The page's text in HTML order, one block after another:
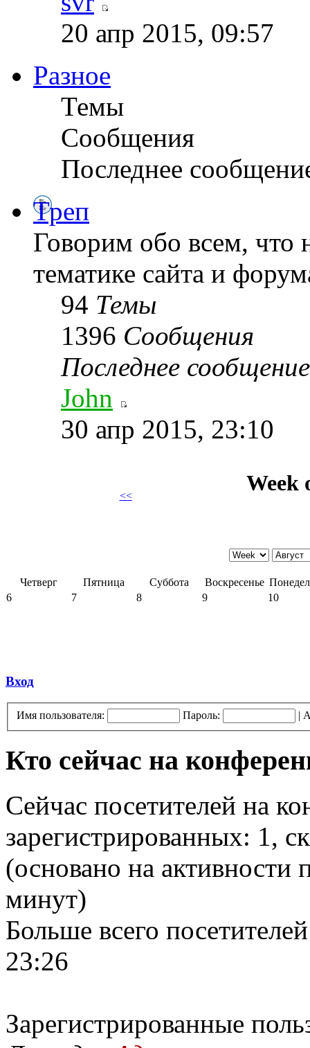
20 апр 2015, 09:57
Разное
Темы
Сообщения
Последнее
Треп
Говорим обо всем, что
тематике сайта и
94 Темы
1396 Сообщения
Последнее сообщение
John
30 апр 2015, 23:10
<<
Week
Четверг Пятница Суббота Воскресенье
6
7 8 9 10
Вход
Имя пользователя: Пароль: |
Кто сейчас на
Сейчас посетителей на
зарегистрированных: 1,
(основано на активности
минут)
Больше всего
23:26
Зарегистрированные